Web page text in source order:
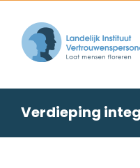
content
Verdieping